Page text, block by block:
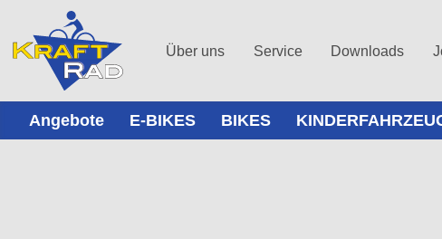
Über uns Service Downloads
Angebote E-BIKES BIKES